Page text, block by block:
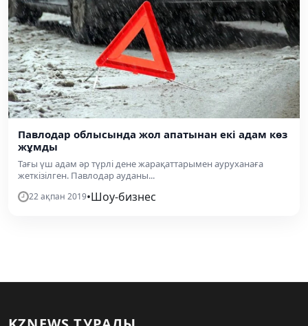
Павлодар облысында жол апатынан екі адам көз
жұмды
Тағы үш адам әр түрлі дене жарақаттарымен ауруханаға
жеткізілген. Павлодар ауданы...
22 ақпан 2019•Шоу-бизнес